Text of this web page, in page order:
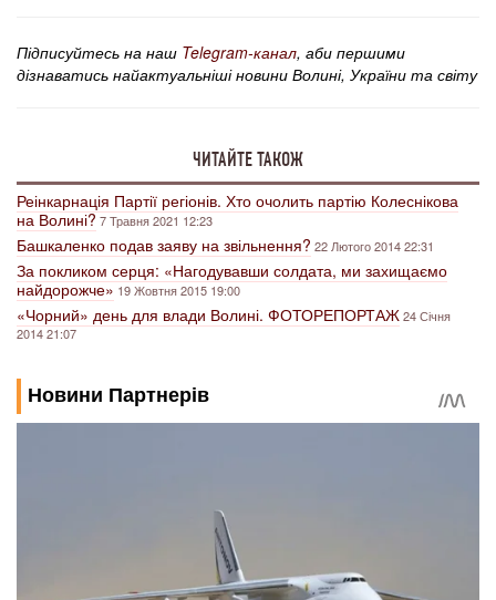
Підписуйтесь на наш Telegram-канал, аби першими
дізнаватись найактуальніші новини Волині, України та світу
ЧИТАЙТЕ ТАКОЖ
Реінкарнація Партії регіонів. Хто очолить партію Колеснікова
на Волині?7 Травня 2021 12:23
Башкаленко подав заяву на звільнення? 22 Лютого 2014 22:31
За покликом серця: «Нагодувавши солдата, ми захищаємо
найдорожче» 19 Жовтня 2015 19:00
«Чорний» день для влади Волині. ФОТОРЕПОРТАЖ24 Січня
2014 21:07